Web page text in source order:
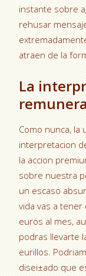
instante sobre
rehusar
atraen de la
La
Como nunca,
interpretacion
la accion
sobre nuestra
un escaso
vida vas a
euros al mes,
podras llevarte
eurillos.
disei±ado que